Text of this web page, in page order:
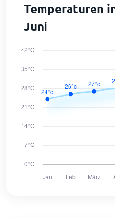
Temperaturen
Juni